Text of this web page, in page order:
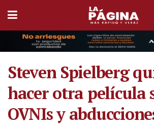
Steven Spielberg
hacer otra película
OVNIs y